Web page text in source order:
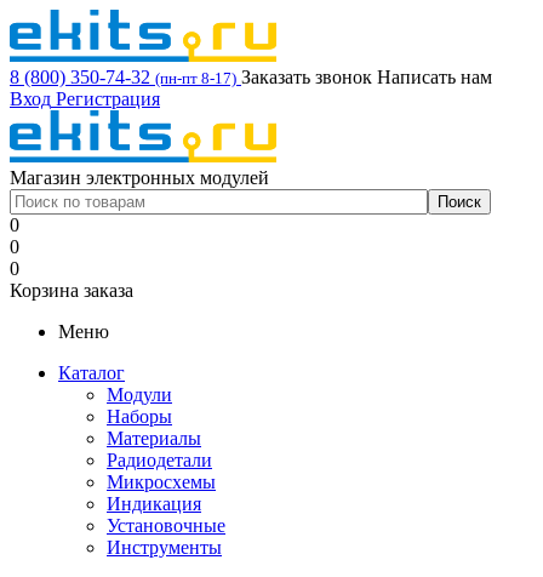
8 (800) 350-74-32 (пн-пт 8-17) Заказать звонок Написать нам
Вход Регистрация
Магазин электронных модулей
0
0
0
Корзина заказа
Меню
Каталог
Модули
Наборы
Материалы
Радиодетали
Микросхемы
Индикация
Установочные
Инструменты